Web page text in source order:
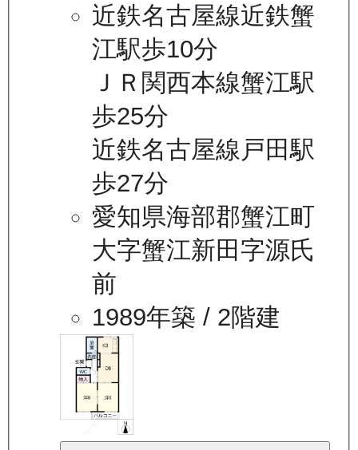
近鉄名古屋線近鉄蟹
江駅歩10分
ＪＲ関西本線蟹江駅
歩25分
近鉄名古屋線戸田駅
歩27分
愛知県海部郡蟹江町
大字蟹江新田字源氏
前
1989年築 / 2階建